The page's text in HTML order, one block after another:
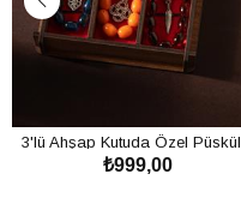
3'lü Ahşap Kutuda Özel
Toz Kehribar Tesbih Seti
₺999,00